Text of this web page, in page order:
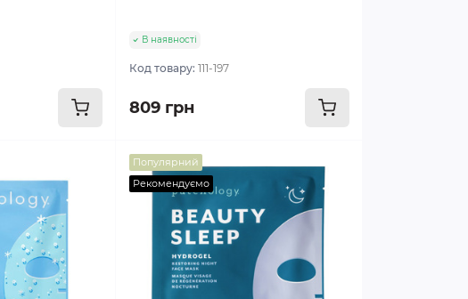
В наявності
Код товару:111-197
809 грн
Популярний
Рекомендуємо